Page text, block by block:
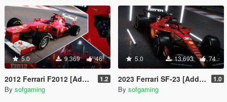
5.0 9.369 46
2012 Ferrari F2012 [Add-On] 1.2
By sofgaming
5.0 13.693 74
2023 Ferrari SF-23 [Add-On] 1.0
By sofgaming